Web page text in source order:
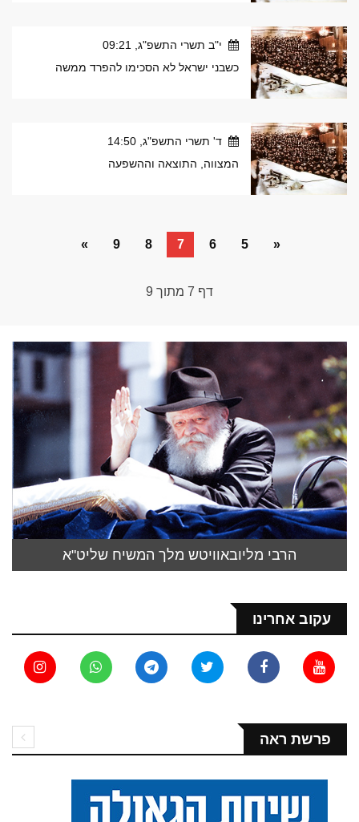
י"ב תשרי התשפ"ג, 09:21
כשבני ישראל לא הסכימו להפרד ממשה
ד' תשרי התשפ"ג, 14:50
המצווה, התוצאה וההשפעה
«
5
6
7
8
9
»
דף 7 מתוך 9
הרבי מליובאוויטש מלך המשיח שליט"א
עקוב אחרינו
פרשת ראה